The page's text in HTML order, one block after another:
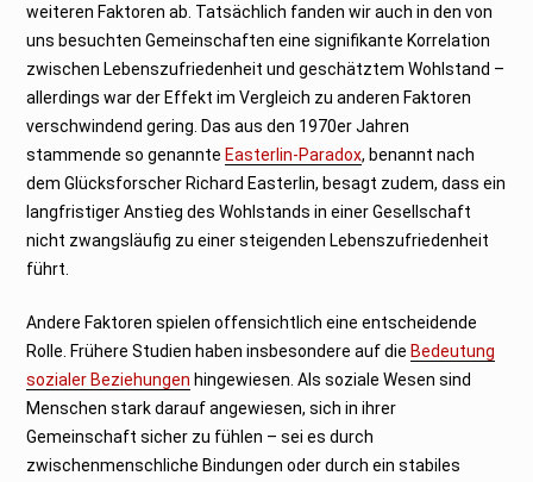
weiteren Faktoren ab. Tatsächlich fanden wir auch in den von
uns besuchten Gemeinschaften eine signifikante Korrelation
zwischen Lebenszufriedenheit und geschätztem Wohlstand –
allerdings war der Effekt im Vergleich zu anderen Faktoren
verschwindend gering. Das aus den 1970er Jahren
stammende so genannte Easterlin-Paradox, benannt nach
dem Glücksforscher Richard Easterlin, besagt zudem, dass ein
langfristiger Anstieg des Wohlstands in einer Gesellschaft
nicht zwangsläufig zu einer steigenden Lebenszufriedenheit
führt.
Andere Faktoren spielen offensichtlich eine entscheidende
Rolle. Frühere Studien haben insbesondere auf die Bedeutung
sozialer Beziehungen hingewiesen. Als soziale Wesen sind
Menschen stark darauf angewiesen, sich in ihrer
Gemeinschaft sicher zu fühlen – sei es durch
zwischenmenschliche Bindungen oder durch ein stabiles